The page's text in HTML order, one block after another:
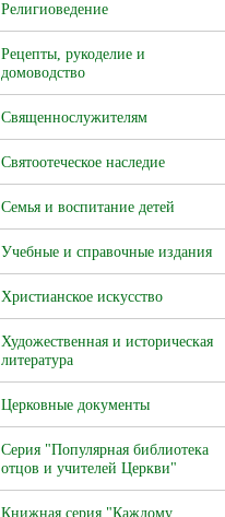
Религиоведение
Рецепты, рукоделие и
домоводство
Священнослужителям
Святоотеческое наследие
Семья и воспитание детей
Учебные и справочные издания
Христианское искусство
Художественная и историческая
литература
Церковные документы
Серия "Популярная библиотека
отцов и учителей Церкви"
Книжная серия "Каждому